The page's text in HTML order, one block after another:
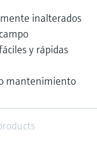
inalterados
y rápidas
mantenimiento